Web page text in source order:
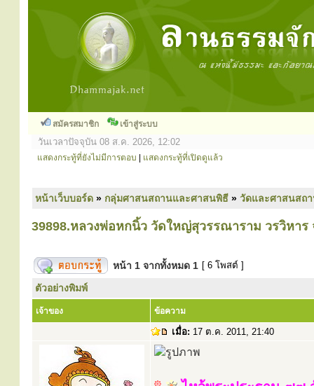
สมัครสมาชิก เข้าสู่ระบบ
วันเวลาปัจจุบัน 08 ส.ค. 2026, 12:02
แสดงกระทู้ที่ยังไม่มีการตอบ แสดงกระทู้ที่เปิดดูแล้ว
หน้าเว็บบอร์ด » กลุ่มศาสนสถานและศาสนพิธี » วัดและศาสนสถ
39898.หลวงพ่อหกนิ้ว วัดใหญ่สุวรรณาราม วรวิหาร
หน้า 1 จากทั้งหมด 1 [ 6 โพสต์ ]
ตัวอย่างพิมพ์
เจ้าของ ข้อความ
เมื่อ: 17 ต.ค. 2011, 21:40